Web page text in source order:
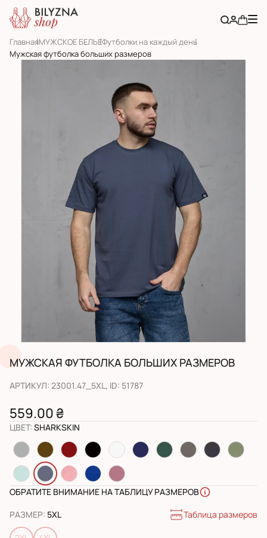
ГлавнаяМУЖСКОЕ БЕЛЬЕФутболки на каждый день
Мужская футболка больших размеров
МУЖСКАЯ ФУТБОЛКА БОЛЬШИХ РАЗМЕРОВ
АРТИКУЛ: 23001.47_5XL, ID: 51787
559.00 ₴
ЦВЕТ: SHARKSKIN
ОБРАТИТЕ ВНИМАНИЕ НА ТАБЛИЦУ РАЗМЕРОВ
РАЗМЕР: 5XL Таблица размеров